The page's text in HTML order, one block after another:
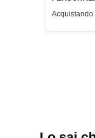
Acquistando